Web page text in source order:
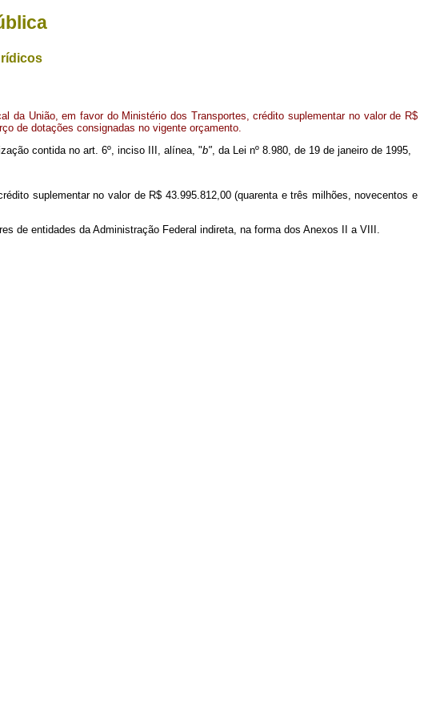
da União, em favor do Ministério dos Transportes, crédito suplementar no valor de R$
de dotações consignadas no vigente orçamento.
contida no art. 6º, inciso III, alínea, "b", da Lei nº 8.980, de 19 de janeiro de 1995,
suplementar no valor de R$ 43.995.812,00 (quarenta e três milhões, novecentos e
de entidades da Administração Federal indireta, na forma dos Anexos II a VIII.